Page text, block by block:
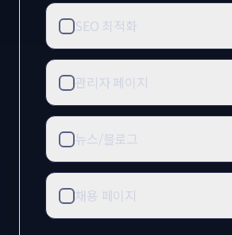
SEO 최적화
관리자 페이지
뉴스/블로그
채용 페이지